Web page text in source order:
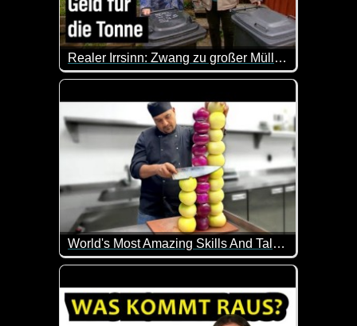
Realer Irrsinn: Zwang zu großer Mülltonne in Köln - extra 3
In Köln muss eine Familie eine teure 120 Liter-
World's Most Amazing Skills And Talent...
Diese Leute haben alle besondere Fähigkeiten